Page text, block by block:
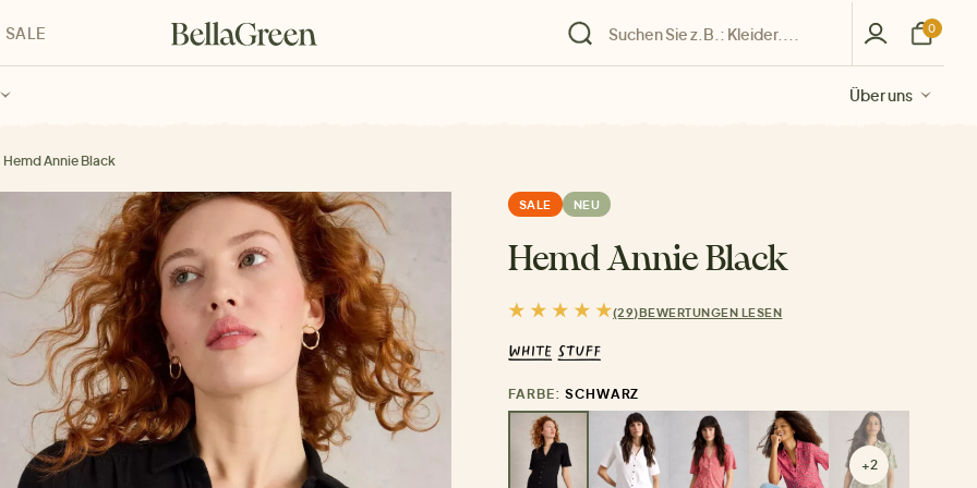
Über uns
Über uns
Über uns
für Kinder Über uns
SALE
Über uns
0
Hemd Annie Black
SALE NEU
Hemd Annie Black
(29)BEWERTUNGEN LESEN
FARBE: SCHWARZ
+2